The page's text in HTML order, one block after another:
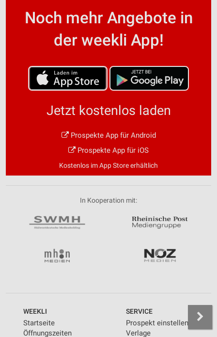
Noch mehr Angebote in
der weekli App!
Jetzt kostenlos laden
Prospekte App für Android
Prospekte App für iOS
Kostenlos im App Store erhältlich
In Kooperation mit:
WEEKLI
Startseite
Öffnungszeiten
SERVICE
Prospekt einstellen
Verlage